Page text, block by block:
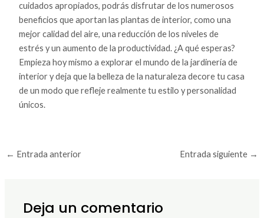
cuidados apropiados, podrás disfrutar de los numerosos
beneficios que aportan las plantas de interior, como una
mejor calidad del aire, una reducción de los niveles de
estrés y un aumento de la productividad. ¿A qué esperas?
Empieza hoy mismo a explorar el mundo de la jardinería de
interior y deja que la belleza de la naturaleza decore tu casa
de un modo que refleje realmente tu estilo y personalidad
únicos.
← Entrada anterior Entrada siguiente →
Deja un comentario